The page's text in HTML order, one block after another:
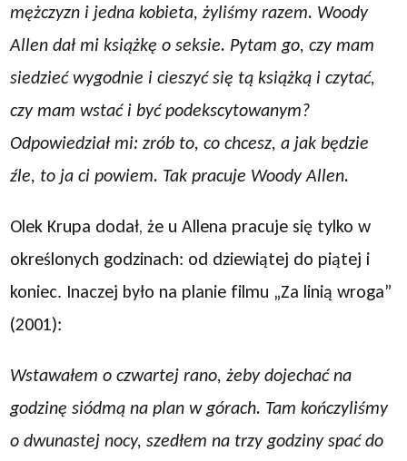
mężczyzn i jedna kobieta, żyliśmy razem. Woody
Allen dał mi książkę o seksie. Pytam go, czy mam
siedzieć wygodnie i cieszyć się tą książką i czytać,
czy mam wstać i być podekscytowanym?
Odpowiedział mi: zrób to, co chcesz, a jak będzie
źle, to ja ci powiem. Tak pracuje Woody Allen.
Olek Krupa dodał, że u Allena pracuje się tylko w
określonych godzinach: od dziewiątej do piątej i
koniec. Inaczej było na planie filmu „Za linią wroga”
(2001):
Wstawałem o czwartej rano, żeby dojechać na
godzinę siódmą na plan w górach. Tam kończyliśmy
o dwunastej nocy, szedłem na trzy godziny spać do